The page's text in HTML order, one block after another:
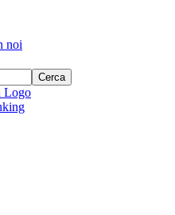
noi
Cerca